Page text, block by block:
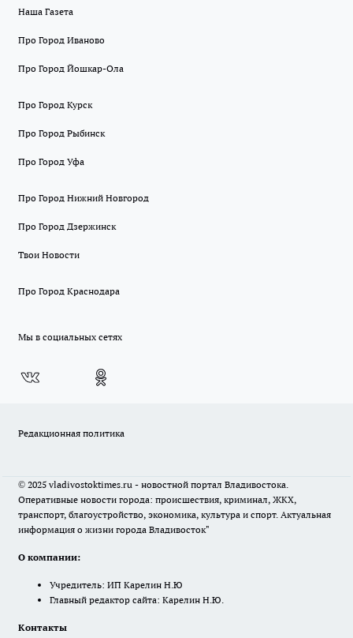
Наша Газета
Про Город Иваново
Про Город Йошкар-Ола
Про Город Курск
Про Город Рыбинск
Про Город Уфа
Про Город Нижний Новгород
Про Город Дзержинск
Твои Новости
Про Город Краснодара
Мы в социальных сетях
Редакционная политика
© 2025 vladivostoktimes.ru - новостной портал Владивостока.
Оперативные новости города: происшествия, криминал, ЖКХ,
транспорт, благоустройство, экономика, культура и спорт. Актуальная
информация о жизни города Владивосток"
О компании:
Учредитель: ИП Карелин Н.Ю
Главный редактор сайта: Карелин Н.Ю.
Контакты